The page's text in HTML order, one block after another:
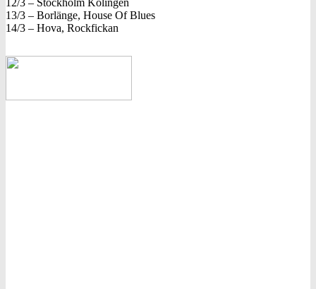
12/3 – Stockholm Kolingen
13/3 – Borlänge, House Of Blues
14/3 – Hova, Rockfickan